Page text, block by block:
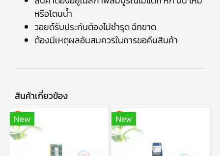
หรือโดนน้ำ
วอยด์รับประกันต้องไม่ชำรุด ฉีกขาด
ต้องมีเหตุผลอันสมควรในการขอคืนสินค้า
สินค้าเกี่ยวข้อง
New
New